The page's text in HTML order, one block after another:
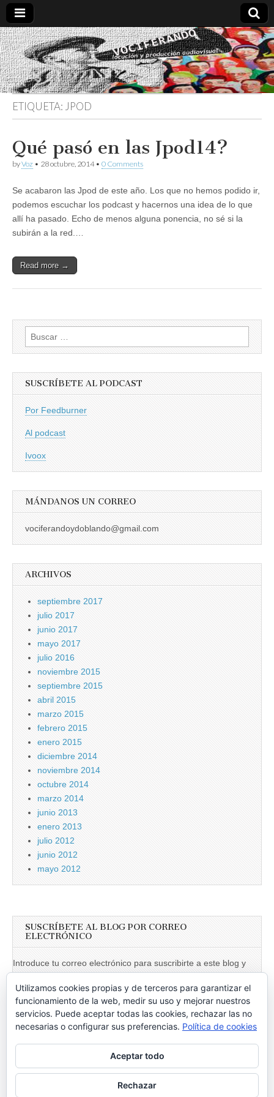
Vociferando
Comunicación,
Locucion y
Producción
Audiovisual
ETIQUETA: JPOD
Qué pasó en las Jpod14?
byVoz • 28 octubre, 2014• 0 Comments
Se acabaron las Jpod de este año. Los que no hemos podido ir,
podemos escuchar los podcast y hacernos una idea de lo que
allí ha pasado. Echo de menos alguna ponencia, no sé si la
subirán a la red.…
Read more →
Buscar:
SUSCRÍBETE AL PODCAST
Por Feedburner
Al podcast
Ivoox
MÁNDANOS UN CORREO
vociferandoydoblando@gmail.com
ARCHIVOS
septiembre 2017
julio 2017
junio 2017
mayo 2017
julio 2016
noviembre 2015
septiembre 2015
abril 2015
marzo 2015
febrero 2015
enero 2015
diciembre 2014
noviembre 2014
octubre 2014
marzo 2014
junio 2013
enero 2013
julio 2012
junio 2012
mayo 2012
SUSCRÍBETE AL BLOG POR CORREO
ELECTRÓNICO
Introduce tu correo electrónico para suscribirte a este blog y
Dirección
de
email
Únete a otros 246 suscriptores
Utilizamos cookies propias y de terceros para garantizar el
funcionamiento de la web, medir su uso y mejorar nuestros
servicios. Puede aceptar todas las cookies, rechazar las no
necesarias o configurar sus preferencias. Política de cookies
Aceptar todo
Rechazar